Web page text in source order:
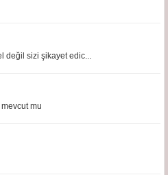
değil sizi şikayet edic...
mu